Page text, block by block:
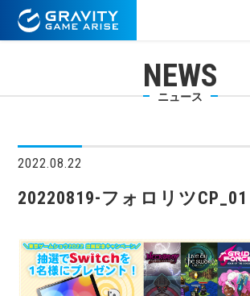
NEWS
ニュース
2022.08.22
20220819-フォロリツCP_01